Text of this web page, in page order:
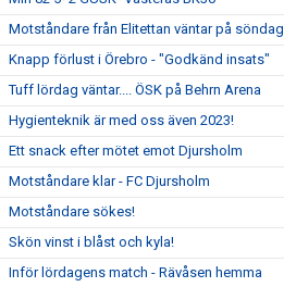
Motståndare från Elitettan väntar på söndag
Knapp förlust i Örebro - "Godkänd insats"
Tuff lördag väntar.... ÖSK på Behrn Arena
Hygienteknik är med oss även 2023!
Ett snack efter mötet emot Djursholm
Motståndare klar - FC Djursholm
Motståndare sökes!
Skön vinst i blåst och kyla!
Inför lördagens match - Rävåsen hemma